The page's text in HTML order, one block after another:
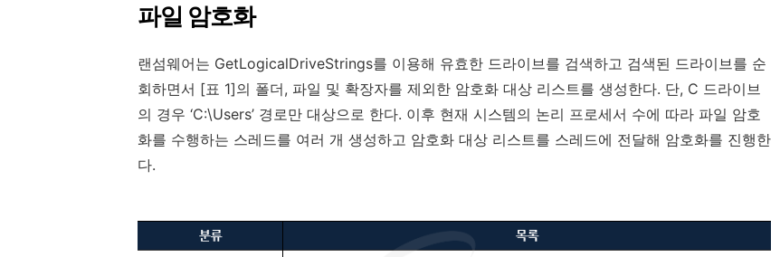
파일 암호화
랜섬웨어는 GetLogicalDriveStrings를 이용해 유효한 드라이브를 검색하고 검색된 드라이브를 순
회하면서 [표 1]의 폴더, 파일 및 확장자를 제외한 암호화 대상 리스트를 생성한다. 단, C 드라이브
의 경우 ‘C:\Users’ 경로만 대상으로 한다. 이후 현재 시스템의 논리 프로세서 수에 따라 파일 암호
화를 수행하는 스레드를 여러 개 생성하고 암호화 대상 리스트를 스레드에 전달해 암호화를 진행한
다.